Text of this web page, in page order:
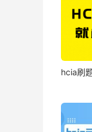
hcia刷